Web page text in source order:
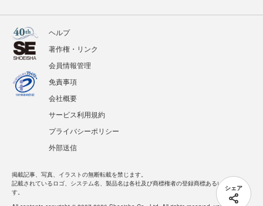
シェア
ヘルプ
著作権・リンク
会員情報管理
免責事項
会社概要
サービス利用規約
プライバシーポリシー
外部送信
掲載記事、写真、イラストの無断転載を禁じます。
記載されているロゴ、システム名、製品名は各社及び商標権者の登録商標あるいは商標で
す。